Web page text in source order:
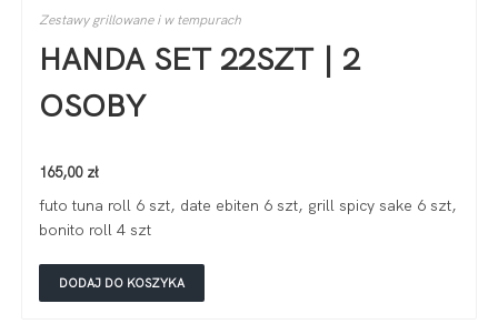
Zestawy grillowane i w tempurach
HANDA SET 22SZT | 2
OSOBY
165,00 zł
futo tuna roll 6 szt, date ebiten 6 szt, grill spicy sake 6 szt,
bonito roll 4 szt
DODAJ DO KOSZYKA